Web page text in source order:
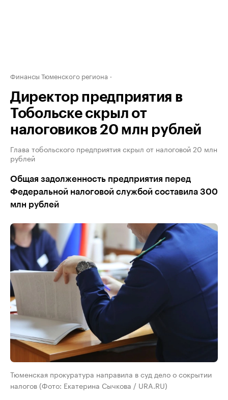
Финансы Тюменского региона
Директор предприятия в
Тобольске скрыл от
налоговиков 20 млн рублей
Глава тобольского предприятия скрыл от налоговой 20 млн
рублей
Общая задолженность предприятия перед
Федеральной налоговой службой составила 300
млн рублей
Тюменская прокуратура направила в суд дело о сокрытии
налогов (Фото: Екатерина Сычкова / URA.RU)